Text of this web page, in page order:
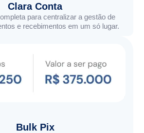
Clara Conta
para centralizar a gestão de
e recebimentos em um só lugar.
Bulk Pix